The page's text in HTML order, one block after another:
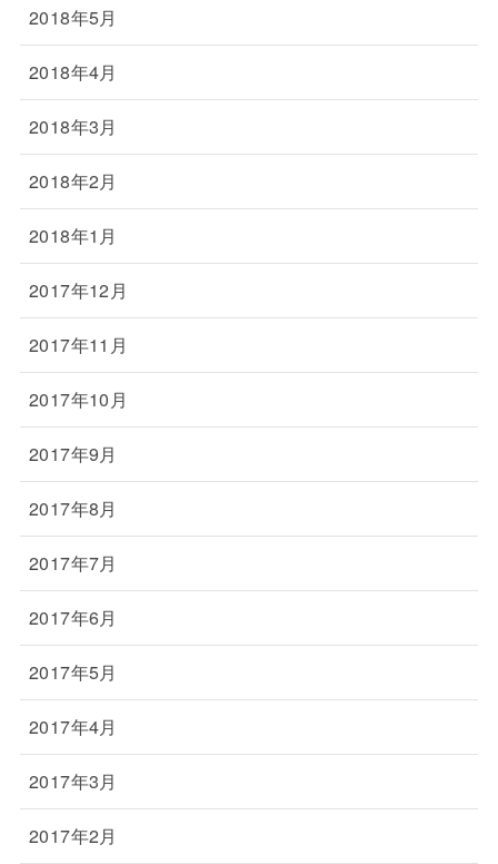
2018年5月
2018年4月
2018年3月
2018年2月
2018年1月
2017年12月
2017年11月
2017年10月
2017年9月
2017年8月
2017年7月
2017年6月
2017年5月
2017年4月
2017年3月
2017年2月